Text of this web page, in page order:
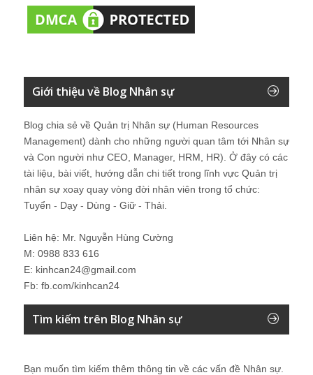
Giới thiệu về Blog Nhân sự
Blog chia sẻ về Quản trị Nhân sự (Human Resources
Management) dành cho những người quan tâm tới Nhân sự
và Con người như CEO, Manager, HRM, HR). Ở đây có các
tài liệu, bài viết, hướng dẫn chi tiết trong lĩnh vực Quản trị
nhân sự xoay quay vòng đời nhân viên trong tổ chức:
Tuyển - Dạy - Dùng - Giữ - Thải.
Liên hệ: Mr. Nguyễn Hùng Cường
M: 0988 833 616
E: kinhcan24@gmail.com
Fb: fb.com/kinhcan24
Tìm kiếm trên Blog Nhân sự
Bạn muốn tìm kiếm thêm thông tin về các vấn đề Nhân sự